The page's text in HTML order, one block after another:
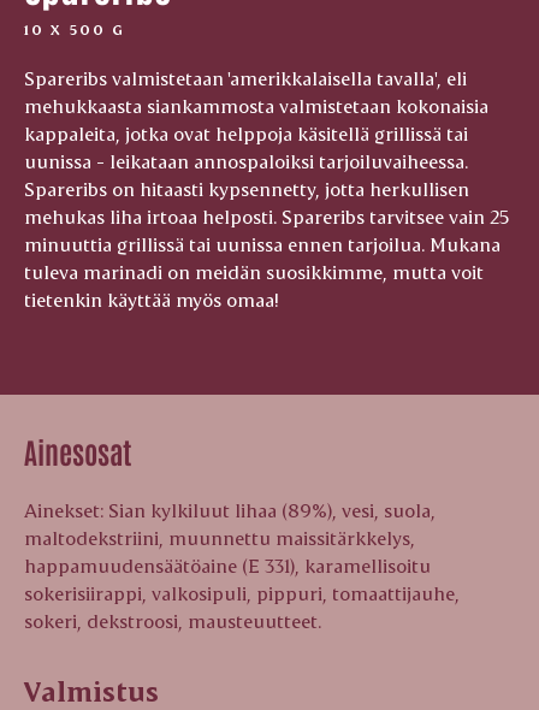
10 X 500 G
Spareribs valmistetaan 'amerikkalaisella tavalla', eli
mehukkaasta siankammosta valmistetaan kokonaisia
kappaleita, jotka ovat helppoja käsitellä grillissä tai
uunissa - leikataan annospaloiksi tarjoiluvaiheessa.
Spareribs on hitaasti kypsennetty, jotta herkullisen
mehukas liha irtoaa helposti. Spareribs tarvitsee vain 25
minuuttia grillissä tai uunissa ennen tarjoilua. Mukana
tuleva marinadi on meidän suosikkimme, mutta voit
tietenkin käyttää myös omaa!
Ainesosat
Ainekset: Sian kylkiluut lihaa (89%), vesi, suola,
maltodekstriini, muunnettu maissitärkkelys,
happamuudensäätöaine (E 331), karamellisoitu
sokerisiirappi, valkosipuli, pippuri, tomaattijauhe,
sokeri, dekstroosi, mausteuutteet.
Valmistus